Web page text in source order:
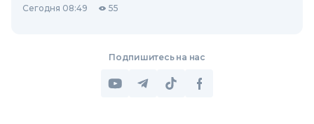
Сегодня 08:49 55
Подпишитесь на нас